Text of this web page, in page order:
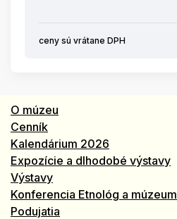
ceny sú vrátane DPH
O múzeu
Cenník
Kalendárium 2026
Expozície a dlhodobé výstavy
Výstavy
Konferencia Etnológ a múzeum
Podujatia